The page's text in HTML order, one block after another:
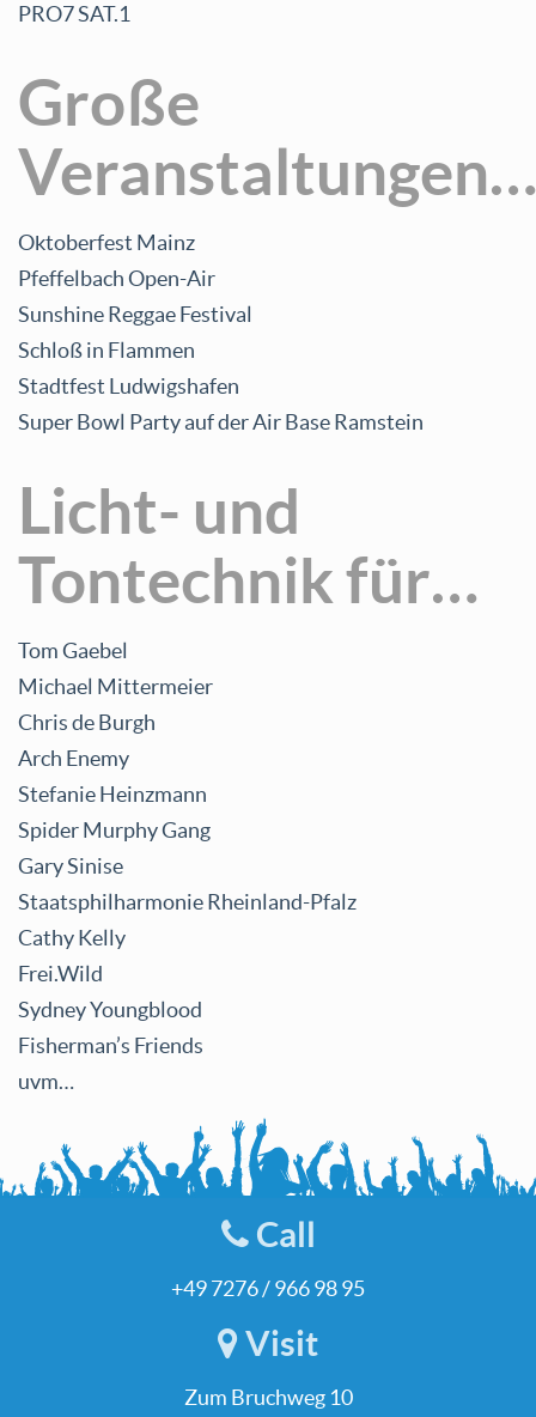
Sonstiges
PRO7 SAT.1
Große
Veranstaltungen…
Oktoberfest Mainz
Pfeffelbach Open-Air
Sunshine Reggae Festival
Schloß in Flammen
Stadtfest Ludwigshafen
Super Bowl Party auf der Air Base Ramstein
Licht- und
Tontechnik für…
Tom Gaebel
Michael Mittermeier
Chris de Burgh
Arch Enemy
Stefanie Heinzmann
Spider Murphy Gang
Gary Sinise
Staatsphilharmonie Rheinland-Pfalz
Cathy Kelly
Frei.Wild
Sydney Youngblood
Fisherman’s Friends
uvm…
Call
+49 7276 / 966 98 95
Visit
Zum Bruchweg 10